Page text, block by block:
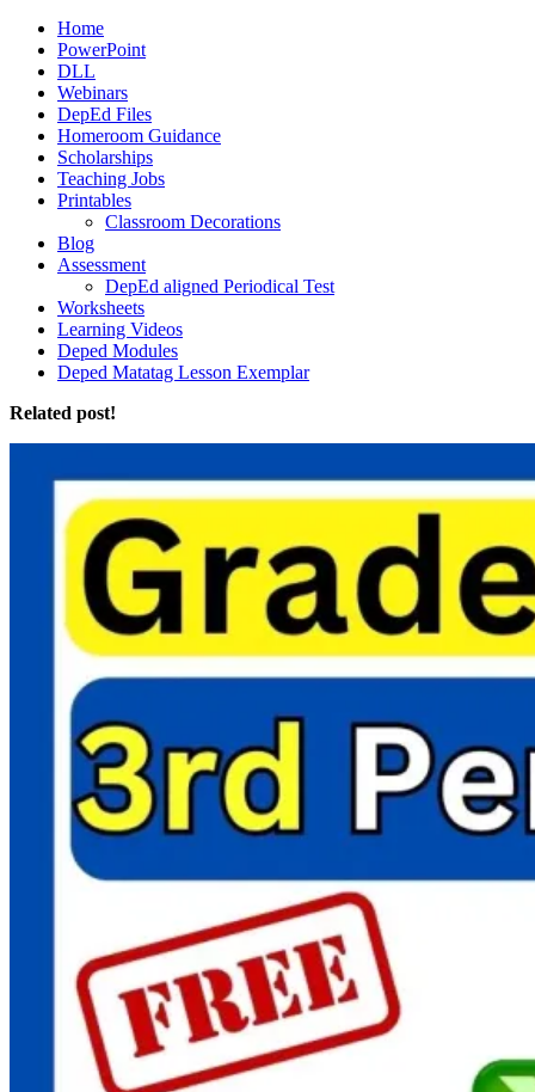
Home
PowerPoint
DLL
Webinars
DepEd Files
Homeroom Guidance
Scholarships
Teaching Jobs
Printables
Classroom Decorations
Blog
Assessment
DepEd aligned Periodical Test
Worksheets
Learning Videos
Deped Modules
Deped Matatag Lesson Exemplar
Related post!